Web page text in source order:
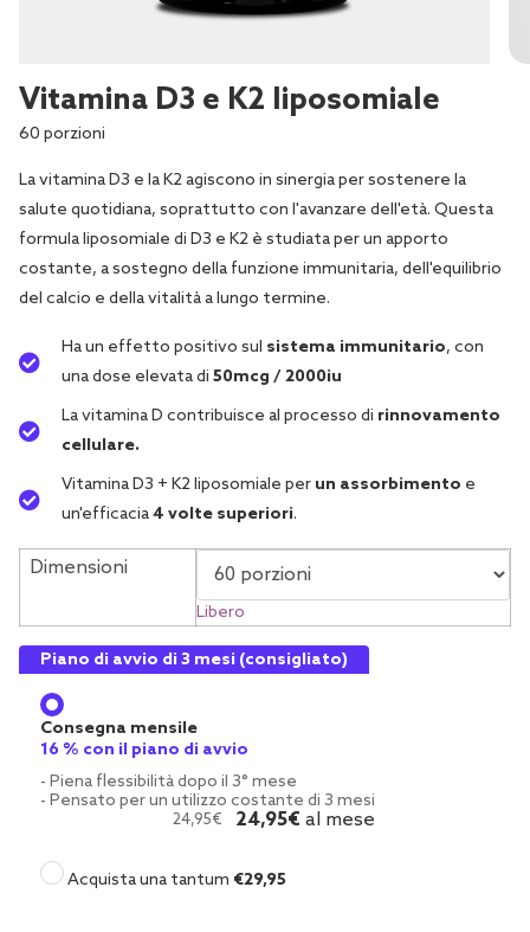
Vitamina D3 e K2 liposomiale
60 porzioni
La vitamina D3 e la K2 agiscono in sinergia per sostenere la
salute quotidiana, soprattutto con l'avanzare dell'età. Questa
formula liposomiale di D3 e K2 è studiata per un apporto
costante, a sostegno della funzione immunitaria, dell'equilibrio
del calcio e della vitalità a lungo termine.
Ha un effetto positivo sul sistema immunitario, con
una dose elevata di 50mcg / 2000iu
La vitamina D contribuisce al processo di rinnovamento
cellulare.
Vitamina D3 + K2 liposomiale per un assorbimento e
un'efficacia4 volte superiori.
Dimensioni
Libero
Piano di avvio di 3 mesi (consigliato)
Consegna mensile
16 % con il piano di avvio
- Piena flessibilità dopo il 3° mese
- Pensato per un utilizzo costante di 3 mesi
24,95€ 24,95€ al mese
Acquista una tantum €29,95